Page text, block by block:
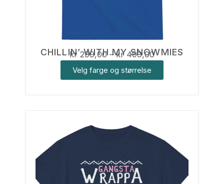
CHILLIN’ WITH MY SNOWMIES
kr299,00 – kr499,00
Velg farge og størrelse